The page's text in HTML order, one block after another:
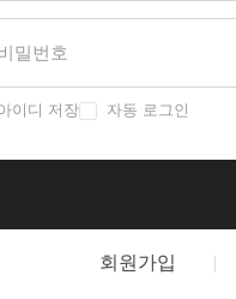
이디 저장 자동 로그인
회원가입